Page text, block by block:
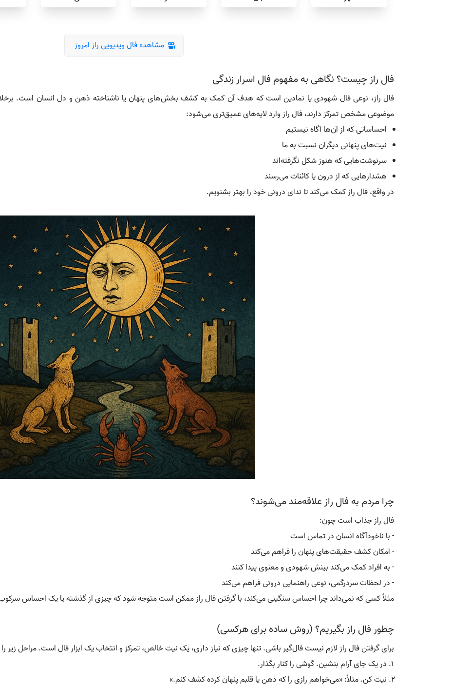
مشاهده فال ویدیویی راز امروز
فال راز چیست؟ نگاهی به مفهوم فال اسرار زندگی
فال راز، نوعی فال شهودی یا نمادین است که هدف آن کمک به کشف بخش‌های پنهان یا ناشناخته ذهن و دل انسان است.
موضوعی مشخص تمرکز دارند، فال راز وارد لایه‌های عمیق‌تری می‌شود:
احساساتی که از آن‌ها آگاه نیستیم
نیت‌های پنهانی دیگران نسبت به ما
سرنوشت‌هایی که هنوز شکل نگرفته‌اند
هشدارهایی که از درون یا کائنات می‌رسند
در واقع، فال راز کمک می‌کند تا ندای درونی خود را بهتر بشنویم.
چرا مردم به فال راز علاقه‌مند می‌شوند؟
فال راز جذاب است چون:
- با ناخودآگاه انسان در تماس است
- امکان کشف حقیقت‌های پنهان را فراهم می‌کند
- به افراد کمک می‌کند بینش شهودی و معنوی پیدا کنند
- در لحظات سردرگمی، نوعی راهنمایی درونی فراهم می‌کند
مثلاً کسی که نمی‌داند چرا احساس سنگینی می‌کند، با گرفتن فال راز ممکن است متوجه شود که چیزی از گذشته یا یک احساس
چطور فال راز بگیریم؟ (روش ساده برای هرکسی)
برای گرفتن فال راز لازم نیست فال‌گیر باشی. تنها چیزی که نیاز داری، یک نیت خالص، تمرکز و انتخاب یک ابزار فال است. مراحل زیر
در یک جای آرام بنشین. گوشی را کنار بگذار.
نیت کن. مثلاً: «می‌خواهم رازی را که ذهن یا قلبم پنهان کرده کشف کنم.»